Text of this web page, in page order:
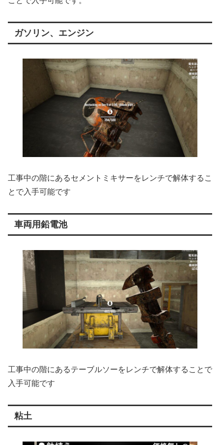
ガソリン、エンジン
工事中の階にあるセメントミキサーをレンチで解体するこ
とで入手可能です
車両用鉛電池
工事中の階にあるテーブルソーをレンチで解体することで
入手可能です
粘土